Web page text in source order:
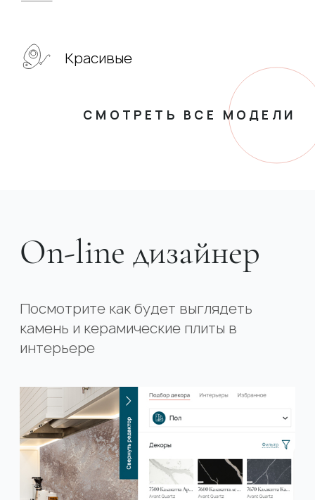
Красивые
СМОТРЕТЬ ВСЕ МОДЕЛИ
On-line дизайнер
Посмотрите как будет выглядеть
камень и керамические плиты в
интерьере